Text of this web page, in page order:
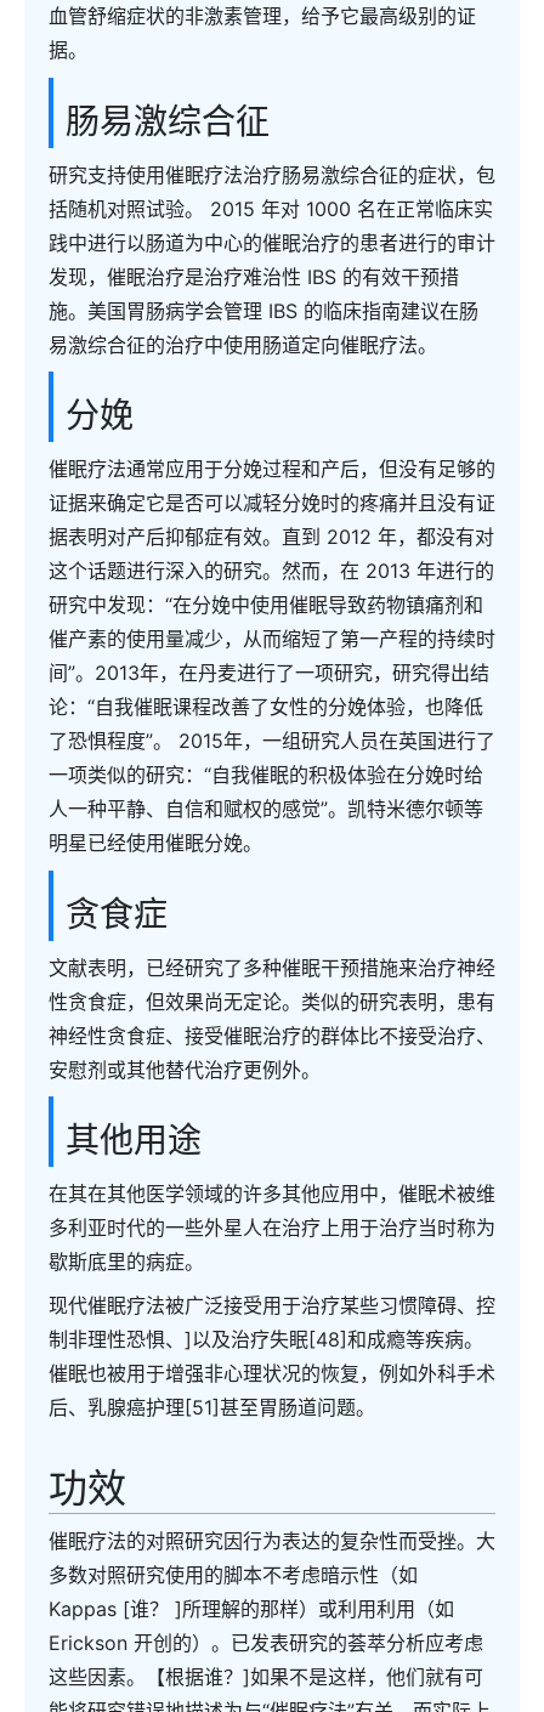
血管舒缩症状的非激素管理，给予它最高级别的证
据。
肠易激综合征
研究支持使用催眠疗法治疗肠易激综合征的症状，包
括随机对照试验。 2015 年对 1000 名在正常临床实
践中进行以肠道为中心的催眠治疗的患者进行的审计
发现，催眠治疗是治疗难治性 IBS 的有效干预措
施。美国胃肠病学会管理 IBS 的临床指南建议在肠
易激综合征的治疗中使用肠道定向催眠疗法。
分娩
催眠疗法通常应用于分娩过程和产后，但没有足够的
证据来确定它是否可以减轻分娩时的疼痛并且没有证
据表明对产后抑郁症有效。直到 2012 年，都没有对
这个话题进行深入的研究。然而，在 2013 年进行的
研究中发现：“在分娩中使用催眠导致药物镇痛剂和
催产素的使用量减少，从而缩短了第一产程的持续时
间”。2013年，在丹麦进行了一项研究，研究得出结
论：“自我催眠课程改善了女性的分娩体验，也降低
了恐惧程度”。 2015年，一组研究人员在英国进行了
一项类似的研究：“自我催眠的积极体验在分娩时给
人一种平静、自信和赋权的感觉”。凯特米德尔顿等
明星已经使用催眠分娩。
贪食症
文献表明，已经研究了多种催眠干预措施来治疗神经
性贪食症，但效果尚无定论。类似的研究表明，患有
神经性贪食症、接受催眠治疗的群体比不接受治疗、
安慰剂或其他替代治疗更例外。
其他用途
在其在其他医学领域的许多其他应用中，催眠术被维
多利亚时代的一些外星人在治疗上用于治疗当时称为
歇斯底里的病症。
现代催眠疗法被广泛接受用于治疗某些习惯障碍、控
制非理性恐惧、]以及治疗失眠[48]和成瘾等疾病。
催眠也被用于增强非心理状况的恢复，例如外科手术
后、乳腺癌护理[51]甚至胃肠道问题。
功效
催眠疗法的对照研究因行为表达的复杂性而受挫。大
多数对照研究使用的脚本不考虑暗示性（如
Kappas [谁？ ]所理解的那样）或利用利用（如
Erickson 开创的）。已发表研究的荟萃分析应考虑
这些因素。【根据谁？]如果不是这样，他们就有可